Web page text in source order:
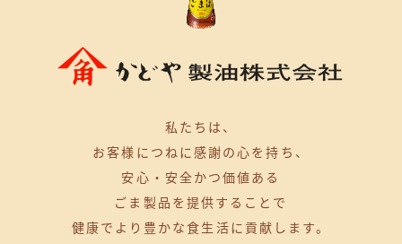
私たちは、
お客様につねに感謝の心を持ち、
安心・安全かつ価値ある
ごま製品を提供することで
健康でより豊かな食生活に貢献します。